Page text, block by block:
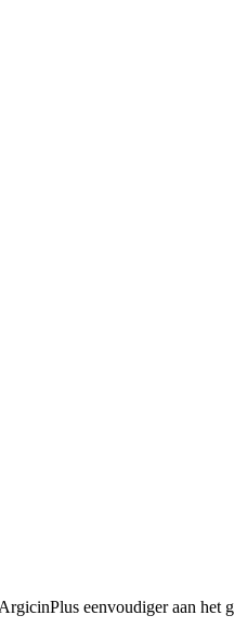
eenvoudiger aan het